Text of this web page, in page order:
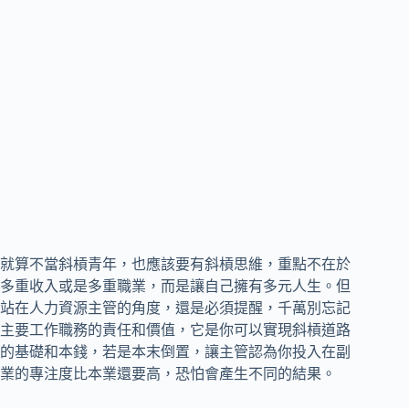
就算不當斜槓青年，也應該要有斜槓思維，重點不在於
多重收入或是多重職業，而是讓自己擁有多元人生。但
站在人力資源主管的角度，還是必須提醒，千萬別忘記
主要工作職務的責任和價值，它是你可以實現斜槓道路
的基礎和本錢，若是本末倒置，讓主管認為你投入在副
業的專注度比本業還要高，恐怕會產生不同的結果。